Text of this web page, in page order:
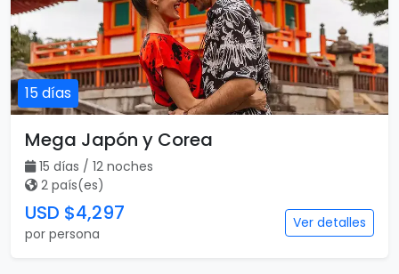
15 días / 12 noches
2 país(es)
USD $4,297
por persona
Ver detalles